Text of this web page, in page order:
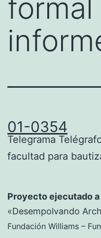
formal
01-0354
Telegrama
facultad para
Proyecto ejecutado
«Desempolvando
Fundación Williams –